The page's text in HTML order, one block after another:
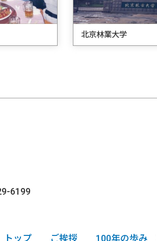
北京林業大学
6199
トップ ご挨拶 100年の歩み